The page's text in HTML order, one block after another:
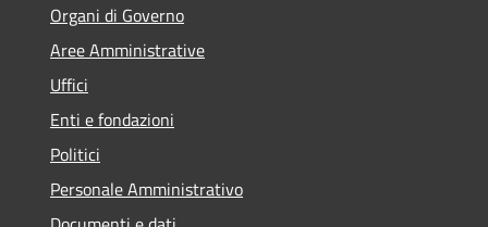
Organi di Governo
Aree Amministrative
Uffici
Enti e fondazioni
Politici
Personale Amministrativo